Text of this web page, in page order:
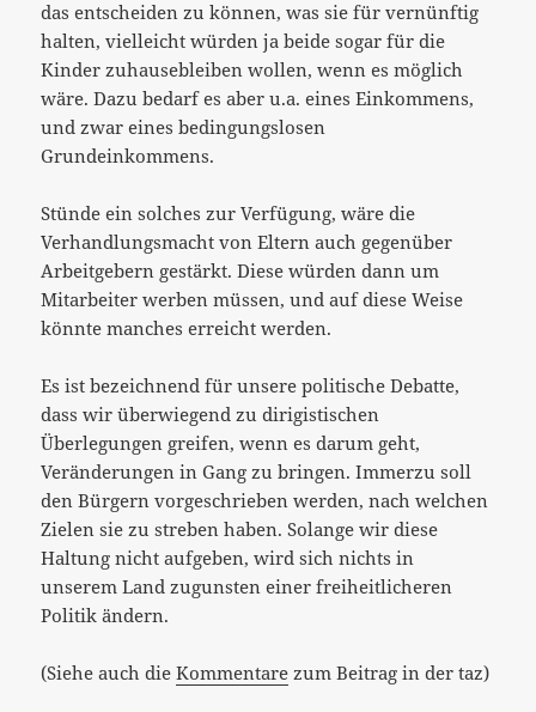
das entscheiden zu können, was sie für vernünftig
halten, vielleicht würden ja beide sogar für die
Kinder zuhausebleiben wollen, wenn es möglich
wäre. Dazu bedarf es aber u.a. eines Einkommens,
und zwar eines bedingungslosen
Grundeinkommens.
Stünde ein solches zur Verfügung, wäre die
Verhandlungsmacht von Eltern auch gegenüber
Arbeitgebern gestärkt. Diese würden dann um
Mitarbeiter werben müssen, und auf diese Weise
könnte manches erreicht werden.
Es ist bezeichnend für unsere politische Debatte,
dass wir überwiegend zu dirigistischen
Überlegungen greifen, wenn es darum geht,
Veränderungen in Gang zu bringen. Immerzu soll
den Bürgern vorgeschrieben werden, nach welchen
Zielen sie zu streben haben. Solange wir diese
Haltung nicht aufgeben, wird sich nichts in
unserem Land zugunsten einer freiheitlicheren
Politik ändern.
(Siehe auch dieKommentare zum Beitrag in der taz)